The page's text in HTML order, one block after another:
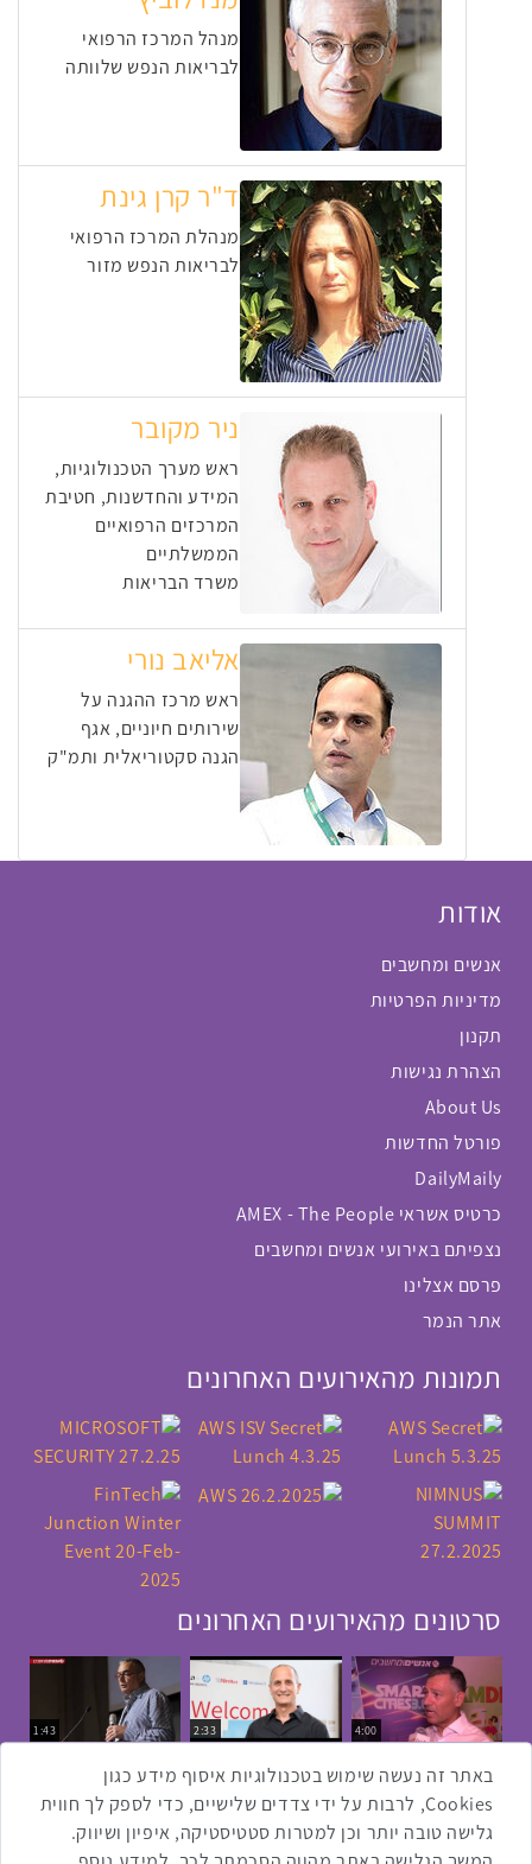
מנהל המרכז הרפואי
לבריאות הנפש שלוותה
ד"ר קרן גינת
מנהלת המרכז הרפואי
לבריאות הנפש מזור
ניר מקובר
ראש מערך הטכנולוגיות,
המידע והחדשנות, חטיבת
המרכזים הרפואיים
הממשלתיים
משרד הבריאות
אליאב נורי
ראש מרכז ההגנה על
שירותים חיוניים, אגף
הגנה סקטוריאלית ותמ"ק
אודות
אנשים ומחשבים
מדיניות הפרטיות
תקנון
הצהרת נגישות
About Us
פורטל החדשות
DailyMaily
כרטיס אשראי AMEX - The People
נצפיתם באירועי אנשים ומחשבים
פרסם אצלינו
אתר הנמר
תמונות מהאירועים האחרונים
סרטונים מהאירועים האחרונים
4:00
2:33
1:43
3:52
כנס RPA
1:14
כנס בינת יערות הכרמל
כנס F5
באתר זה נעשה שימוש בטכנולוגיות איסוף מידע כגון
Cookies, לרבות על ידי צדדים שלישיים, כדי לספק לך חווית
גלישה טובה יותר וכן למטרות סטטיסטיקה, איפיון ושיווק.